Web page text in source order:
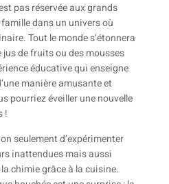
pas réservée aux grands
dans un univers où
Tout le monde s’étonnera
de fruits ou des mousses
éducative qui enseigne
manière amusante et
pourriez éveiller une nouvelle
!
seulement d’expérimenter
inattendues mais aussi
chimie grâce à la cuisine.